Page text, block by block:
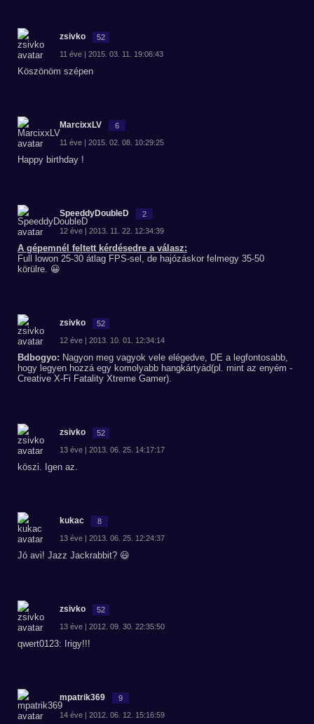
zsivko 52
11 éve | 2015. 03. 11. 19:06:43
Köszönöm szépen
MarcixxLV 6
11 éve | 2015. 02. 08. 10:29:25
Happy birthday !
SpeeddyDoubleD 2
12 éve | 2013. 11. 22. 12:34:39
A gépemnél feltett kérdésedre a válasz:
Full lowon 25-30 átlag FPS-sel, de hajózáskor felmegy 35-50
körülre. 😀
zsivko 52
12 éve | 2013. 10. 01. 12:34:14
Bdbogyo: Nagyon meg vagyok vele elégedve, DE a legfontosabb,
hogy legyen hozzá egy komolyabb hangkártyád(pl. mint az enyém -
Creative X-Fi Fatality Xtreme Gamer).
zsivko 52
13 éve | 2013. 06. 25. 14:17:17
köszi. Igen az.
kukac 8
13 éve | 2013. 06. 25. 12:24:37
Jó avi! Jazz Jackrabbit? 😃
zsivko 52
13 éve | 2012. 09. 30. 22:35:50
qwert0123: Irigy!!!
mpatrik369 9
14 éve | 2012. 06. 12. 15:16:59